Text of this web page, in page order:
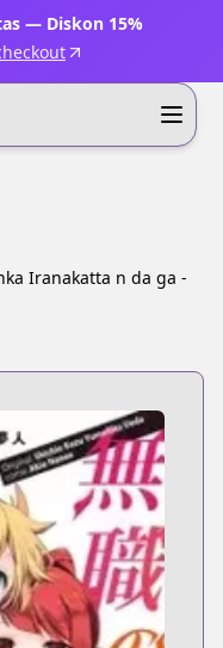
— Diskon 15%
Iranakatta n da ga -